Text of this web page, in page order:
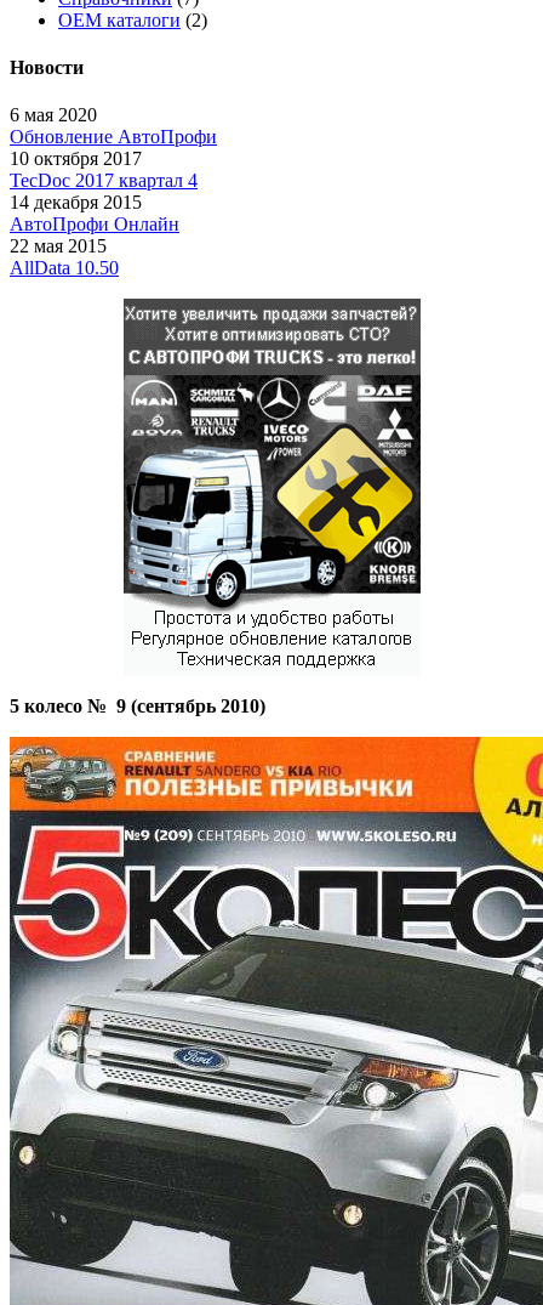
OEM каталоги (2)
Новости
6 мая 2020
Обновление АвтоПрофи
10 октября 2017
TecDoc 2017 квартал 4
14 декабря 2015
АвтоПрофи Онлайн
22 мая 2015
AllData 10.50
5 колесо № 9 (сентябрь 2010)